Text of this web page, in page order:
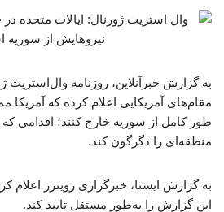
به گزارش خبرآنلاین،‌ روزنامه وال‌استریت
مقام‌های آمریکایی اعلام کرده که
طور کامل از سوریه خارج کنند؛ اقدامی که
منطقه‌ای را دگرگون کند.
به گزارش ایسنا، خبرگزاری رویترز اعلام
این گزارش را به‌طور مستقل تایید کند.